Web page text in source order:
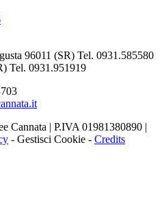
96011 (SR) Tel. 0931.585580
Tel. 0931.951919
Cannata | P.IVA 01981380890 |
- Gestisci Cookie - Credits